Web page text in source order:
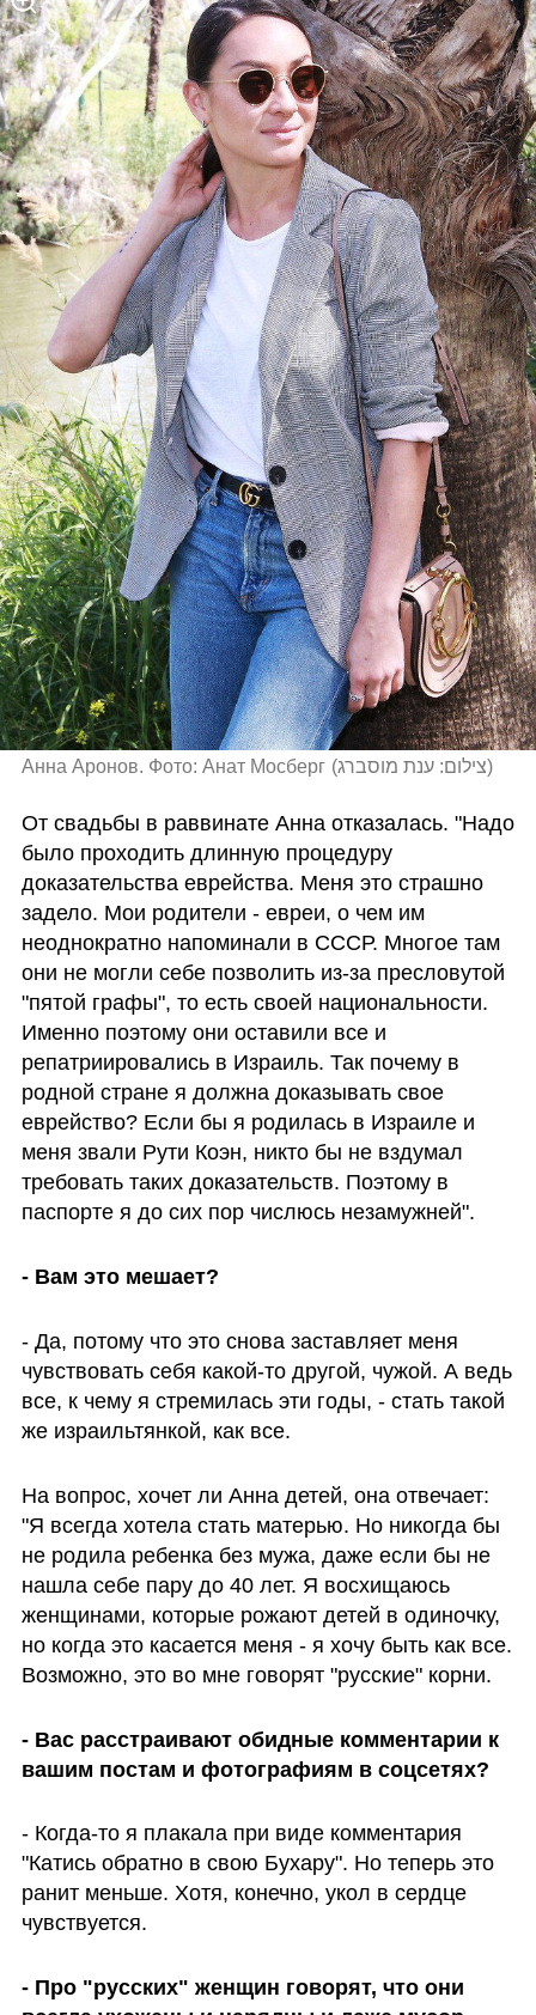
Анна Аронов. Фото: Анат Мосберг (צילום: ענת מוסברג)
От свадьбы в раввинате Анна отказалась. "Надо
было проходить длинную процедуру
доказательства еврейства. Меня это страшно
задело. Мои родители - евреи, о чем им
неоднократно напоминали в СССР. Многое там
они не могли себе позволить из-за пресловутой
"пятой графы", то есть своей национальности.
Именно поэтому они оставили все и
репатриировались в Израиль. Так почему в
родной стране я должна доказывать свое
еврейство? Если бы я родилась в Израиле и
меня звали Рути Коэн, никто бы не вздумал
требовать таких доказательств. Поэтому в
паспорте я до сих пор числюсь незамужней".
- Вам это мешает?
- Да, потому что это снова заставляет меня
чувствовать себя какой-то другой, чужой. А ведь
все, к чему я стремилась эти годы, - стать такой
же израильтянкой, как все.
На вопрос, хочет ли Анна детей, она отвечает:
"Я всегда хотела стать матерью. Но никогда бы
не родила ребенка без мужа, даже если бы не
нашла себе пару до 40 лет. Я восхищаюсь
женщинами, которые рожают детей в одиночку,
но когда это касается меня - я хочу быть как все.
Возможно, это во мне говорят "русские" корни.
- Вас расстраивают обидные комментарии к
вашим постам и фотографиям в соцсетях?
- Когда-то я плакала при виде комментария
"Катись обратно в свою Бухару". Но теперь это
ранит меньше. Хотя, конечно, укол в сердце
чувствуется.
- Про "русских" женщин говорят, что они